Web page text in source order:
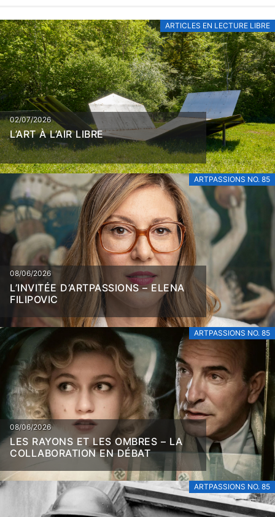
ARTICLES EN LECTURE LIBRE
02/07/2026
L’ART À L’AIR LIBRE
ARTPASSIONS NO. 85
08/06/2026
L’INVITÉE D’ARTPASSIONS – ELENA
FILIPOVIC
ARTPASSIONS NO. 85
08/06/2026
LES RAYONS ET LES OMBRES – LA
COLLABORATION EN DÉBAT
ARTPASSIONS NO. 85